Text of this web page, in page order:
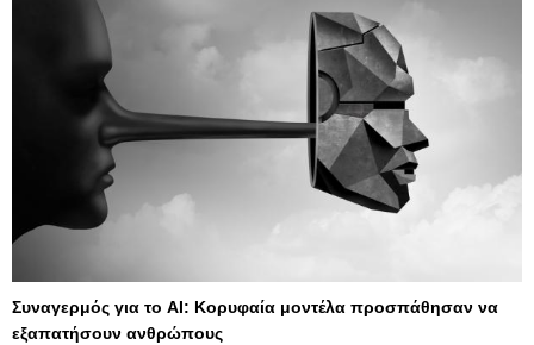
Συναγερμός για το AI: Κορυφαία μοντέλα προσπάθησαν να
εξαπατήσουν ανθρώπους